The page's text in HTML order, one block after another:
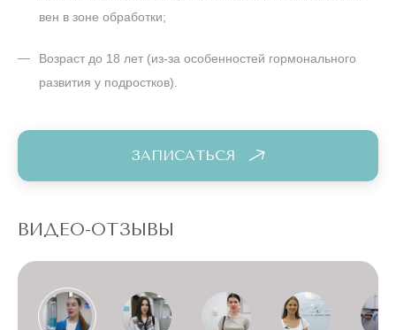
вен в зоне обработки;
Возраст до 18 лет (из-за особенностей гормонального
развития у подростков).
ЗАПИСАТЬСЯ
ВИДЕО-ОТЗЫВЫ